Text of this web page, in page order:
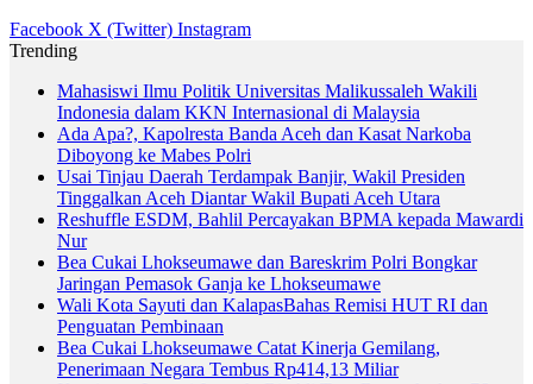
Facebook X (Twitter) Instagram
Trending
Mahasiswi Ilmu Politik Universitas Malikussaleh Wakili
Indonesia dalam KKN Internasional di Malaysia
Ada Apa?, Kapolresta Banda Aceh dan Kasat Narkoba
Diboyong ke Mabes Polri
Usai Tinjau Daerah Terdampak Banjir, Wakil Presiden
Tinggalkan Aceh Diantar Wakil Bupati Aceh Utara
Reshuffle ESDM, Bahlil Percayakan BPMA kepada Mawardi
Nur
Bea Cukai Lhokseumawe dan Bareskrim Polri Bongkar
Jaringan Pemasok Ganja ke Lhokseumawe
Wali Kota Sayuti dan KalapasBahas Remisi HUT RI dan
Penguatan Pembinaan
Bea Cukai Lhokseumawe Catat Kinerja Gemilang,
Penerimaan Negara Tembus Rp414,13 Miliar